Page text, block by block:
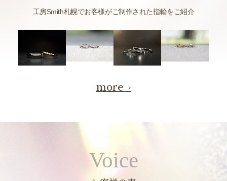
工房Smith札幌でお客様がご制作された指輪をご紹介
more
Voice